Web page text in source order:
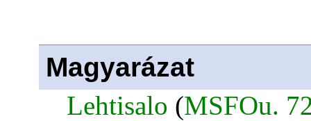
Magyarázat
Lehtisalo (MSFOu.